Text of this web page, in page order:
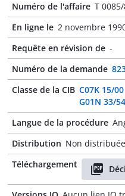
Numéro de l'affaire T
En ligne le 2 novembre
Requête en révision de -
Numéro de la demande
Classe de la CIB C07K 15/00
G01N 33/
Langue de la procédure
Distribution Non
Téléchargement